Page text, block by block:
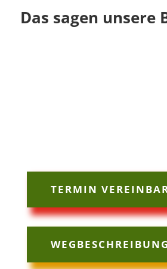
Das sagen unsere
TERMIN
WEGBESCHREIBUNG